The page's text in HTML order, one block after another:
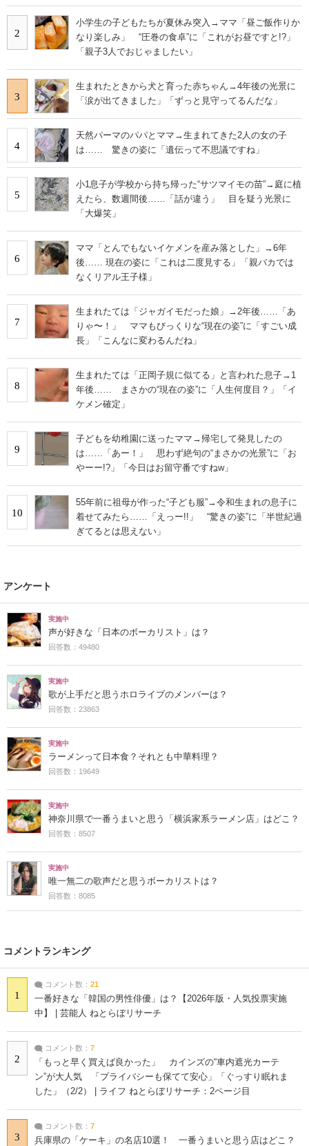
2
小学生の子どもたちが夏休み突入→ママ「昼ご飯作りか
なり楽しみ」 “圧巻の食卓”に「これがお昼ですと!?」
「親子3人でおじゃましたい」
3
生まれたときから犬と育った赤ちゃん→4年後の光景に
「涙が出てきました」「ずっと見守ってるんだな」
4
天然パーマのパパとママ→生まれてきた2人の女の子
は…… 驚きの姿に「遺伝って不思議ですね」
5
小1息子が学校から持ち帰った“サツマイモの苗”→庭に植
えたら、数週間後……「話が違う」 目を疑う光景に
「大爆笑」
6
ママ「とんでもないイケメンを産み落とした」→6年
後…… 現在の姿に「これは二度見する」「親バカでは
なくリアル王子様」
7
生まれたては「ジャガイモだった娘」→2年後……「あ
りゃ〜！」 ママもびっくりな“現在の姿”に「すごい成
長」「こんなに変わるんだね」
8
生まれたては「正岡子規に似てる」と言われた息子→1
年後…… まさかの“現在の姿”に「人生何度目？」「イ
ケメン確定」
9
子どもを幼稚園に送ったママ→帰宅して発見したの
は……「あー！」 思わず絶句の“まさかの光景”に「お
やーー!?」「今日はお留守番ですねw」
10
55年前に祖母が作った“子ども服”→令和生まれの息子に
着せてみたら……「えっー!!」 “驚きの姿”に「半世紀過
ぎてるとは思えない」
アンケート
実施中
声が好きな「日本のボーカリスト」は？
回答数：49480
実施中
歌が上手だと思うホロライブのメンバーは？
回答数：23863
実施中
ラーメンって日本食？それとも中華料理？
回答数：19649
実施中
神奈川県で一番うまいと思う「横浜家系ラーメン店」はどこ？
回答数：8507
実施中
唯一無二の歌声だと思うボーカリストは？
回答数：8085
コメントランキング
1
コメント数： 21
一番好きな「韓国の男性俳優」は？【2026年版・人気投票実施
中】 | 芸能人 ねとらぼリサーチ
2
コメント数： 7
「もっと早く買えば良かった」 カインズの“車内遮光カーテ
ン”が大人気 「プライバシーも保てて安心」「ぐっすり眠れま
した」（2/2） | ライフ ねとらぼリサーチ：2ページ目
3
コメント数： 7
兵庫県の「ケーキ」の名店10選！ 一番うまいと思う店はどこ？